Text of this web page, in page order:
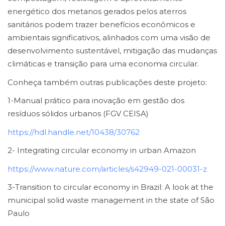
energético dos metanos gerados pelos aterros
sanitários podem trazer benefícios econômicos e
ambientais significativos, alinhados com uma visão de
desenvolvimento sustentável, mitigação das mudanças
climáticas e transição para uma economia circular.
Conheça também outras publicações deste projeto:
1-Manual prático para inovação em gestão dos
resíduos sólidos urbanos (FGV CEISA)
https://hdl.handle.net/10438/30762
2- Integrating circular economy in urban Amazon
https://www.nature.com/articles/s42949-021-00031-z
3-Transition to circular economy in Brazil: A look at the
municipal solid waste management in the state of São
Paulo